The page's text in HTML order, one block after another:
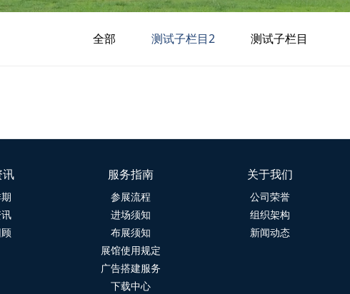
全部 测试子栏目2 测试子栏目
讯 服务指南
参展流程
进场须知
布展须知
展馆使用规定
广告搭建服务
下载中心
关于我们
公司荣誉
组织架构
新闻动态